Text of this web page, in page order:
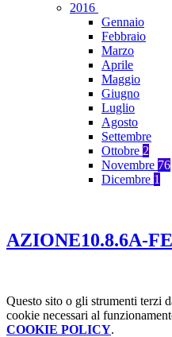
2016
Gennaio
Febbraio
Marzo
Aprile
Maggio
Giugno
Luglio
Agosto
Settembre
Ottobre 2
Novembre 76
Dicembre 1
AZIONE10.8.6A-
Questo sito o gli strumenti terzi
cookie necessari al
COOKIE POLICY.